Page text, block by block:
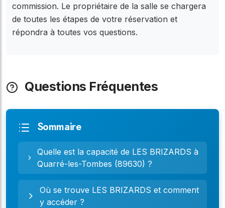
commission. Le propriétaire de la salle se chargera
de toutes les étapes de votre réservation et
répondra à toutes vos questions.
Questions Fréquentes
Sommaire
Quelle est la capacité de LES BRIZARDS à
Quarré-les-Tombes (89630) ?
Où se trouve LES BRIZARDS et comment
y accéder ?